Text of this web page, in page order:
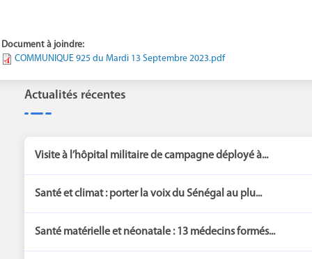
Document à joindre:
COMMUNIQUE 925 du Mardi 13 Septembre 2023.pdf
Actualités récentes
Visite à l’hôpital militaire de campagne déployé à...
Santé et climat : porter la voix du Sénégal au plu...
Santé matérielle et néonatale : 13 médecins formés...